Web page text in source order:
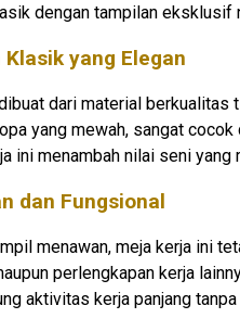
dengan tampilan eksklusif
Klasik yang Elegan
dari material berkualitas
yang mewah, sangat
ini menambah nilai seni
dan Fungsional
menawan, meja kerja ini
perlengkapan kerja
aktivitas kerja panjang